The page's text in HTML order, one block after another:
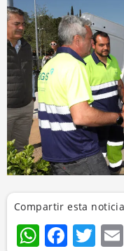
Compartir esta